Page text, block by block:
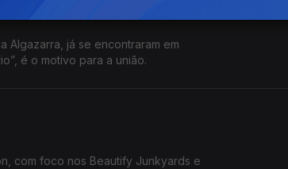
Algazarra, já se encontraram em
é o motivo para a união.
com foco nos Beautify Junkyards e